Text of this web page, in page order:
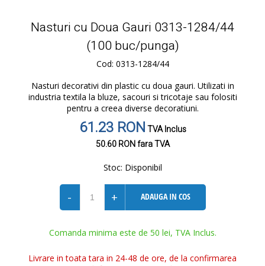
Nasturi cu Doua Gauri 0313-1284/44
(100 buc/punga)
Cod: 0313-1284/44
Nasturi decorativi din plastic cu doua gauri. Utilizati in
industria textila la bluze, sacouri si tricotaje sau folositi
pentru a creea diverse decoratiuni.
61.23 RONTVA Inclus
50.60 RONfara TVA
Stoc: Disponibil
- + ADAUGA IN COS
Comanda minima este de 50 lei, TVA Inclus.
Livrare in toata tara in 24-48 de ore, de la confirmarea